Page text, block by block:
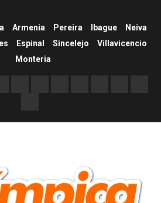
Armenia Pereira Ibague
Neiva
Espinal Sincelejo
Villavicencio
Monteria